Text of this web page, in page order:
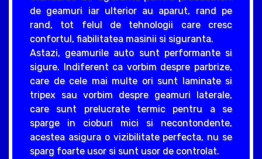
de geamuri iar ulterior au aparut, rand pe
rand, tot felul de tehnologii care cresc
confortul, fiabilitatea masinii si siguranta.
Astazi, geamurile auto sunt performante si
sigure. Indiferent ca vorbim despre parbrize,
care de cele mai multe ori sunt laminate si
tripex sau vorbim despre geamuri laterale,
care sunt prelucrate termic pentru a se
sparge in cioburi mici si necontondente,
acestea asigura o vizibilitate perfecta, nu se
sparg foarte usor si sunt usor de controlat.